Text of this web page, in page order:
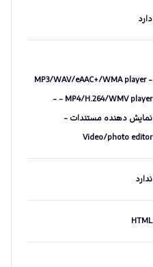
دارد
- MP3/WAV/eAAC+/WMA player
- MP4/H.264/WMV player -
نمایش دهنده مستندات -
Video/photo editor
ندارد
HTML